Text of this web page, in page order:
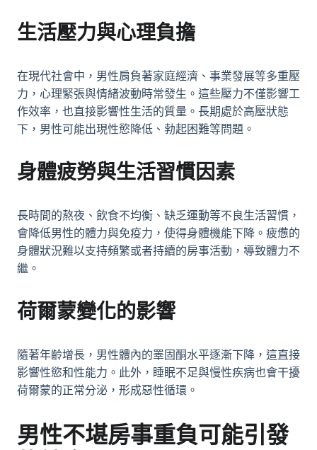
生活壓力與心理負擔
在現代社會中，男性肩負著家庭經濟、事業發展等多重壓
力，心理緊張與情緒波動時常發生。這些壓力不僅影響工
作效率，也直接影響性生活的質量。長期處於高壓狀態
下，男性可能出現性慾降低、勃起困難等問題。
身體疲勞與生活習慣因素
長時間的熬夜、飲食不均衡、缺乏運動等不良生活習慣，
會降低男性的體力與免疫力，使得身體機能下降。疲憊的
身體狀況難以支持頻繁或者持續的房事活動，導致體力不
繼。
荷爾蒙變化的影響
隨著年齡增長，男性體內的睪固酮水平逐漸下降，這直接
影響性慾和性能力。此外，睡眠不足與慢性疾病也會干擾
荷爾蒙的正常分泌，形成惡性循環。
男性不堪房事重負可能引發